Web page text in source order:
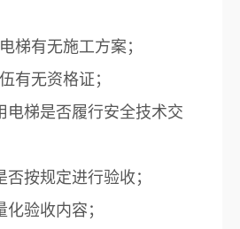
梯有无施工方案；
有无资格证；
电梯是否履行安全技术交
按规定进行验收；
验收内容；